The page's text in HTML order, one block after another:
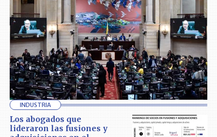
INDUSTRIA
Los abogados que
lideraron las fusiones y